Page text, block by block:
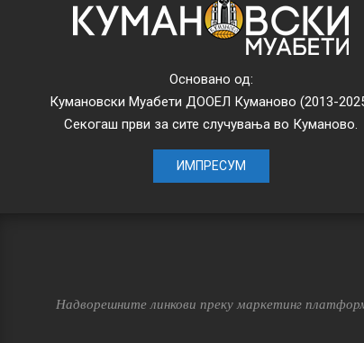
Основано од:
Кумановски Муабети ДООЕЛ Куманово (2013-
Секогаш први за сите случувања во Куманово.
ИМПРЕСУМ
Надворешните линкови преку маркетинг